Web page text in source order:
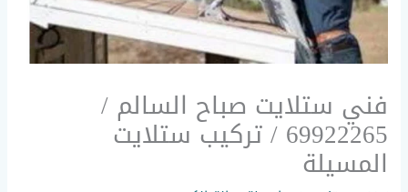
فني ستلايت صباح السالم /
69922265 / تركيب ستلايت
المسيلة